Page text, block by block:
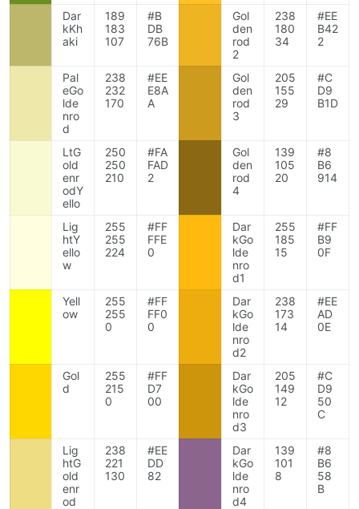
Dar
kKh
aki
189
183
107
#B
DB
76B
Gol
den
rod
2
238
180
34
#EE
B42
2
Pal
eGo
lde
nro
d
238
232
170
#EE
E8A
A
Gol
den
rod
3
205
155
29
#C
D9
B1D
LtG
old
enr
odY
ello
250
250
210
#FA
FAD
2
Gol
den
rod
4
139
105
20
#8
B6
914
Lig
htY
ello
w
255
255
224
#FF
FFE
0
Dar
kGo
lde
nro
d1
255
185
15
#FF
B9
0F
Yell
ow
255
255
0
#FF
FF0
0
Dar
kGo
lde
nro
d2
238
173
14
#EE
AD
0E
Gol
d
255
215
0
#FF
D7
00
Dar
kGo
lde
nro
d3
205
149
12
#C
D9
50
C
Lig
htG
old
enr
od
238
221
130
#EE
DD
82
Dar
kGo
lde
nro
d4
139
101
8
#8
B6
58
B